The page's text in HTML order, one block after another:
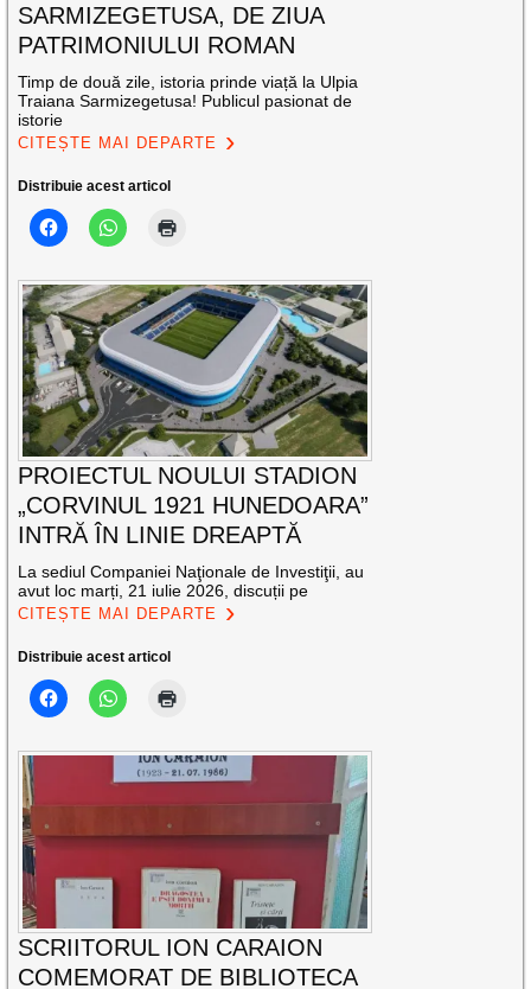
SARMIZEGETUSA, DE ZIUA
PATRIMONIULUI ROMAN
Timp de două zile, istoria prinde viață la Ulpia
Traiana Sarmizegetusa! Publicul pasionat de
istorie
CITEȘTE MAI DEPARTE
Distribuie acest articol
PROIECTUL NOULUI STADION
„CORVINUL 1921 HUNEDOARA”
INTRĂ ÎN LINIE DREAPTĂ
La sediul Companiei Naţionale de Investiţii, au
avut loc marți, 21 iulie 2026, discuții pe
CITEȘTE MAI DEPARTE
Distribuie acest articol
SCRIITORUL ION CARAION
COMEMORAT DE BIBLIOTECA